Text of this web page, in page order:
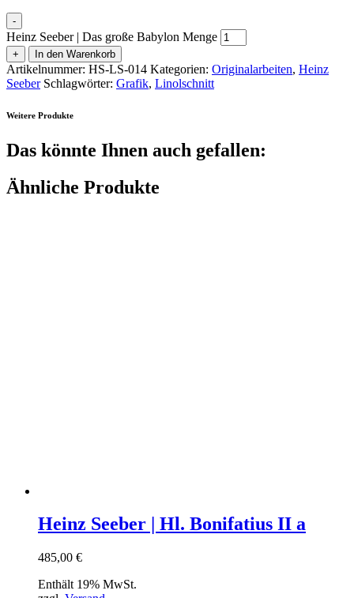
-
Heinz Seeber | Das große Babylon Menge
+ In den Warenkorb
Artikelnummer: HS-LS-014 Kategorien: Originalarbeiten, Heinz
Seeber Schlagwörter: Grafik, Linolschnitt
Weitere Produkte
Das könnte Ihnen auch gefallen:
Ähnliche Produkte
Heinz Seeber | Hl. Bonifatius II a
485,00 €
Enthält 19% MwSt.